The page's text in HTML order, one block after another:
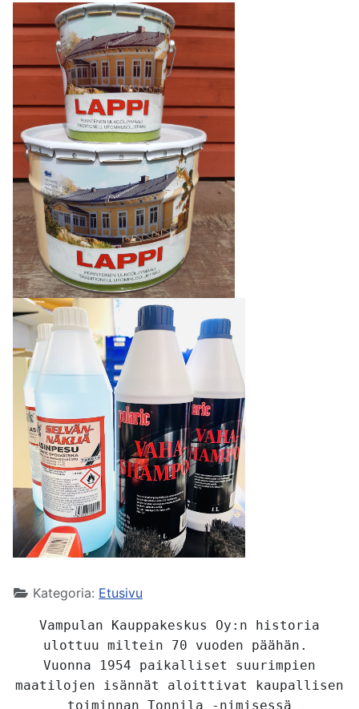
Kategoria: Etusivu
Vampulan Kauppakeskus Oy:n historia
ulottuu miltein 70 vuoden päähän.
Vuonna 1954 paikalliset suurimpien
maatilojen isännät aloittivat kaupallisen
toiminnan Tonnila -nimisessä